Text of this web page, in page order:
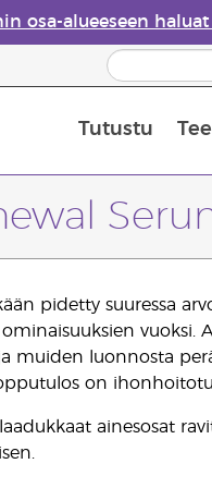
osa-alueeseen
Tutustu
pidetty suuressa
vuoksi.
muiden luonnosta
on
ainesosat